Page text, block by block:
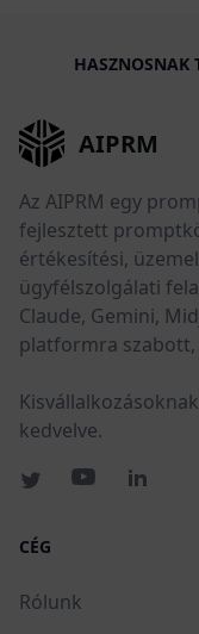
HASZNOSNAK
AIPRM
Az AIPRM egy
fejlesztett
értékesítési,
ügyfélszolgálati
Claude, Gemini,
platformra
kedvelve.
CÉG
Rólunk